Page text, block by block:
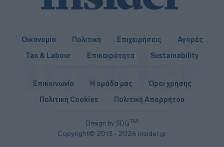
Οικονομία Πολιτική Επιχειρήσεις
Αγορές
Tax & Labour
Επικαιρότητα Sustainability
Design by SDGTM
Copyright© 2013 - 2026 insider.gr
Επικοινωνία Η ομάδα μας
Όροι χρήσης
Πολιτική Cookies
Πολιτική Απορρήτου